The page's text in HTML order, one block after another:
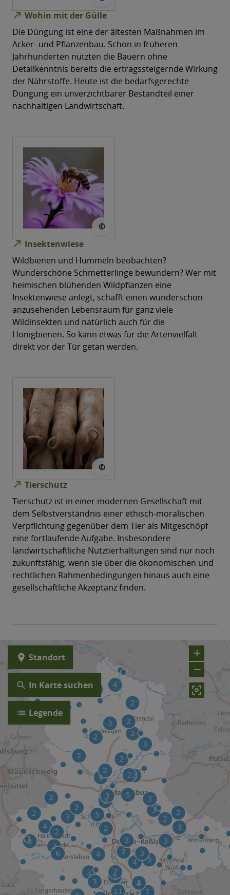
north_east Wohin mit der Gülle
Die Düngung ist eine der ältesten Maßnahmen im
Acker-​ und Pflanzenbau. Schon in früheren
Jahrhunderten nutzten die Bauern ohne
Detailkenntnis bereits die ertragssteigernde Wirkung
der Nährstoffe. Heute ist die bedarfsgerechte
Düngung ein unverzichtbarer Bestandteil einer
nachhaltigen Landwirtschaft.
©
north_east Insektenwiese
Wildbienen und Hummeln beobachten?
Wunderschöne Schmetterlinge bewundern? Wer mit
heimischen blühenden Wildpflanzen eine
Insektenwiese anlegt, schafft einen wunderschön
anzusehenden Lebensraum für ganz viele
Wildinsekten und natürlich auch für die
Honigbienen. So kann etwas für die Artenvielfalt
direkt vor der Tür getan werden.
©
north_east Tierschutz
Tierschutz ist in einer modernen Gesellschaft mit
dem Selbstverständnis einer ethisch-​moralischen
Verpflichtung gegenüber dem Tier als Mitgeschöpf
eine fortlaufende Aufgabe. Insbesondere
landwirtschaftliche Nutztierhaltungen sind nur noch
zukunftsfähig, wenn sie über die ökonomischen und
rechtlichen Rahmenbedingungen hinaus auch eine
gesellschaftliche Akzeptanz finden.